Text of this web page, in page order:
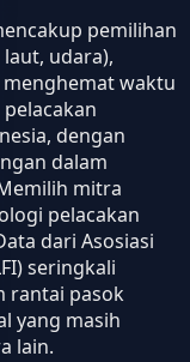
pemilihan
udara),
waktu
dengan
dalam
mitra
pelacakan
dari Asosiasi
seringkali
rantai pasok
yang masih
lain.